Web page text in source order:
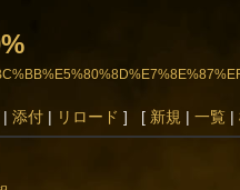
添付| リロード ] [ 新規 | 一覧|